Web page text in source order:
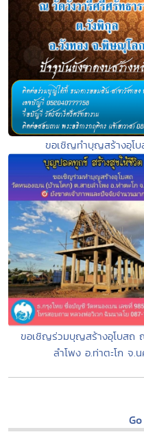
ขอเชิญทำบุญสร้างอุโ
ขอเชิญร่วมบุญสร้างอุโบสถ
ลำโพง อ.ท่าตะโก จ.